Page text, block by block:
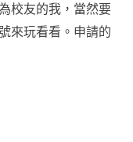
校友的我，當然要
來玩看看。申請的